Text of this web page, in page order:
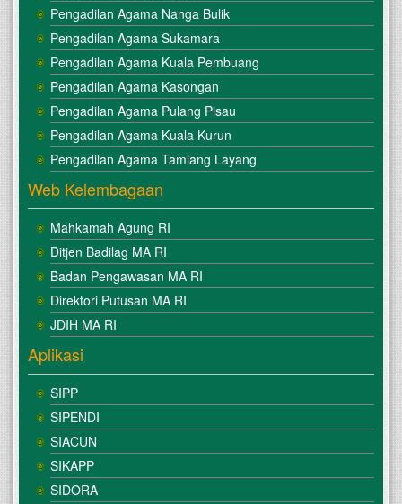
Pengadilan Agama Nanga Bulik
Pengadilan Agama Sukamara
Pengadilan Agama Kuala Pembuang
Pengadilan Agama Kasongan
Pengadilan Agama Pulang Pisau
Pengadilan Agama Kuala Kurun
Pengadilan Agama Tamiang Layang
Web Kelembagaan
Mahkamah Agung RI
Ditjen Badilag MA RI
Badan Pengawasan MA RI
Direktori Putusan MA RI
JDIH MA RI
Aplikasi
SIPP
SIPENDI
SIACUN
SIKAPP
SIDORA